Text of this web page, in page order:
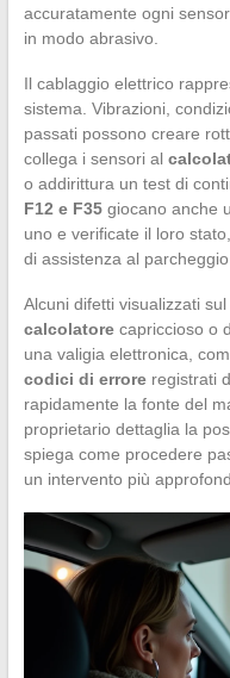
accuratamente ogni
in modo abrasivo.
Il cablaggio elettrico
sistema. Vibrazioni,
passati possono creare
collega i sensori al
o addirittura un test di
F12 e F35giocano anche
uno e verificate il loro
di assistenza al
Alcuni difetti visualizzati
calcolatorecapriccioso o
una valigia elettronica,
codici di erroreregistrati
rapidamente la fonte del
proprietario dettaglia la
spiega come procedere
un intervento più